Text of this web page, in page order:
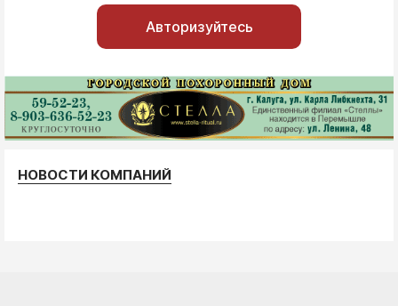
Авторизуйтесь
НОВОСТИ КОМПАНИЙ